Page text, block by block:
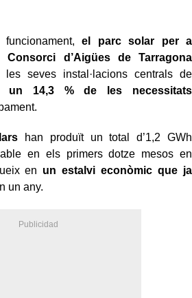
funcionament,el parc solar per a
Consorci d’Aigües de Tarragona
seves instal·lacions centrals de
un 14,3 % de les necessitats
han produït un total d’1,2 GWh
en els primers dotze mesos en
en un estalvi econòmic que ja
un any.